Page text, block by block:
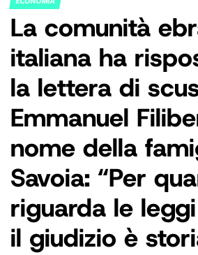
POSTED
IN
La comunità
italiana ha
la lettera di
Emmanuel
nome della
Savoia: “Per
riguarda le
il giudizio è